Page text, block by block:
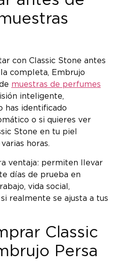
con Classic Stone antes
completa, Embrujo
muestras de perfumes
inteligente,
has identificado
o si quieres ver
Stone en tu piel
horas.
ventaja: permiten llevar
días de prueba en
vida social,
realmente se ajusta a tus
Classic
Persa